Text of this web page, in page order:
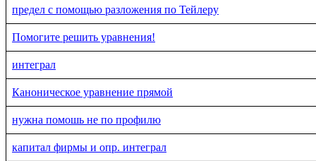
предел с помощью разложения по Тейлеру
Пoмогите решить уравнения!
интеграл
Каноническое уравнение прямой
нужна помошь не по профилю
капитал фирмы и опр. интеграл